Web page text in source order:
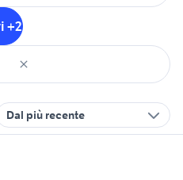
+2
Dal più recente